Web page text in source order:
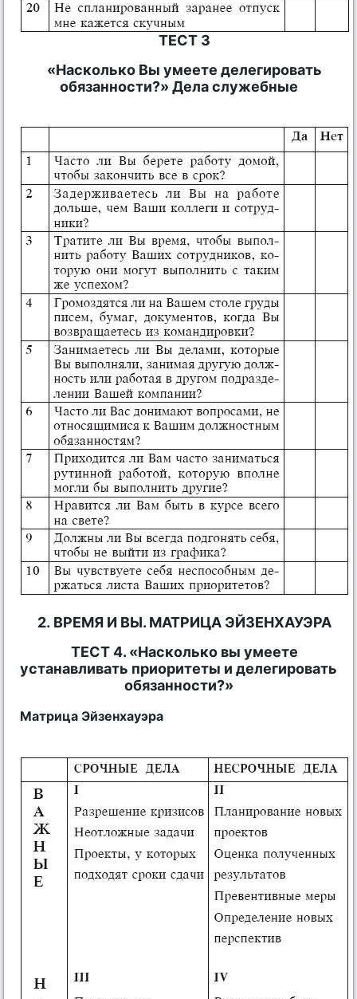
ТЕСТ 3
«Насколько Вы умеете делегировать
обязанности?» Дела служебные
2. ВРЕМЯ И ВЫ. МАТРИЦА ЭЙЗЕНХАУЭРА
ТЕСТ 4. «Насколько вы умеете
устанавливать приоритеты и делегировать
обязанности?»
Матрица Эйзенхауэра